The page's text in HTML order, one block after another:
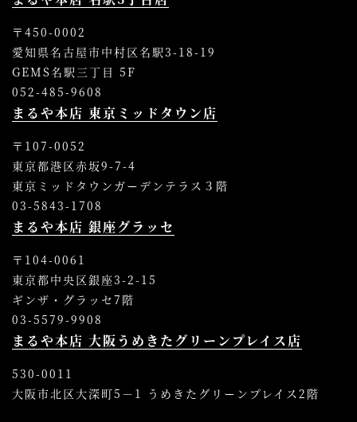
〒450-0002
愛知県名古屋市中村区名駅3-18-19
GEMS名駅三丁目 5F
052-485-9608
まるや本店 東京ミッドタウン店
〒107-0052
東京都港区赤坂9-7-4
東京ミッドタウンガーデンテラス３階
03-5843-1708
まるや本店 銀座グラッセ
〒104-0061
東京都中央区銀座3-2-15
ギンザ・グラッセ7階
03-5579-9908
まるや本店 大阪うめきたグリーンプレイス店
530-0011
大阪市北区大深町5－1 うめきたグリーンプレイス2階